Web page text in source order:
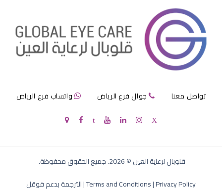
مرض الماء الازرق بالعين
تواصل معنا جوال فرع الرياض واتساب فرع الرياض
قلوبال لرعاية العين©
2026. جميع الحقوق محفوظة.
Terms and Conditions|Privacy Policy
|الترجمة بدعم قوقل